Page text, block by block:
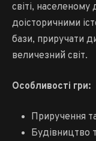
світі,
доісторичними
бази, приручати
величезний світ.
Особливості гри:
Приручення
Будівництво